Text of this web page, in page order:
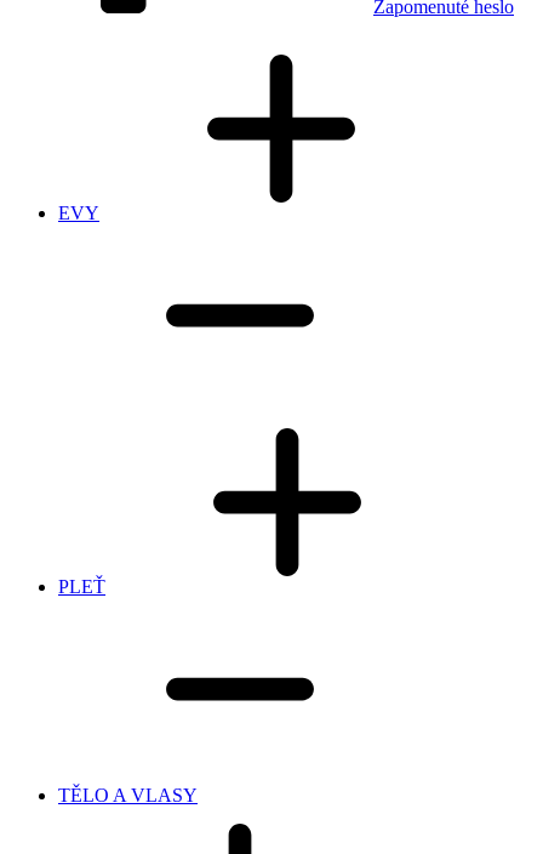
Zapomenuté heslo
EVY
PLEŤ
TĚLO A VLASY